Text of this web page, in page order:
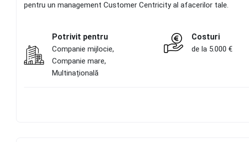
pentru un management Customer Centricity al afacerilor tale.
Potrivit pentru
Companie mijlocie,
Companie mare,
Multinațională
Costuri
de la 5.000 €